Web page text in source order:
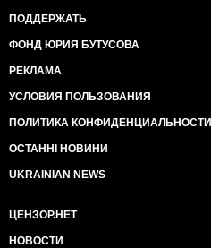
ПОДДЕРЖАТЬ
ФОНД ЮРИЯ БУТУСОВА
РЕКЛАМА
УСЛОВИЯ ПОЛЬЗОВАНИЯ
ПОЛИТИКА КОНФИДЕНЦИАЛЬНОСТИ
ОСТАННІ НОВИНИ
UKRAINIAN NEWS
ЦЕНЗОР.НЕТ
НОВОСТИ